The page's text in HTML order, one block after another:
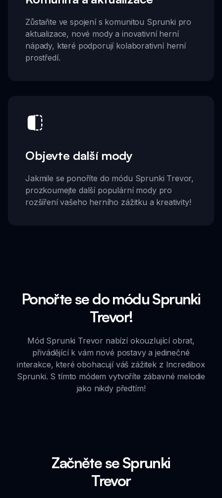
Zůstaňte ve spojení s komunitou Sprunki pro
aktualizace, nové mody a inovativní herní
nápady, které podporují kolaborativní herní
prostředí.
Objevte další mody
Jakmile se ponoříte do módu Sprunki Trevor,
prozkoumejte další populární mody pro
rozšíření vašeho herního zážitku a kreativity!
Ponořte se do módu Sprunki
Trevor!
Mód Sprunki Trevor nabízí okouzlující obrat,
přivádějící k vám nové postavy a jedinečné
interakce, které obohacují váš zážitek z Incredibox
Sprunki. S tímto módem vytvoříte zábavné melodie
jako nikdy předtím!
Začněte se Sprunki
Trevor